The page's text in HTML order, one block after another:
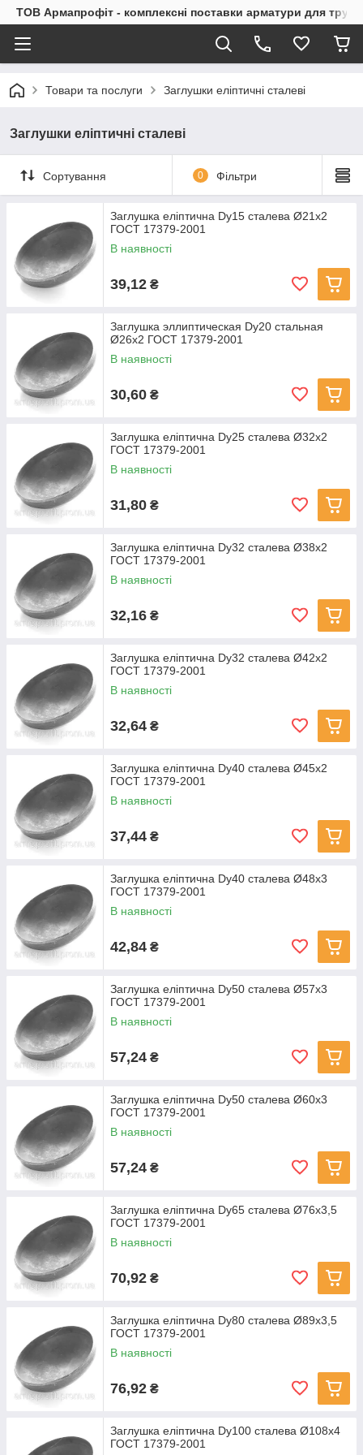
ТОВ Армапрофіт - комплексні поставки арматури для
Товари та послуги Заглушки еліптичні сталеві
Заглушки еліптичні сталеві
Сортування 0 Фільтри
Заглушка еліптична Dу15 сталева Ø21x2
ГОСТ 17379-2001
В наявності
39,12 ₴
Заглушка эллиптическая Dу20 стальная
Ø26x2 ГОСТ 17379-2001
В наявності
30,60 ₴
Заглушка еліптична Dу25 сталева Ø32x2
ГОСТ 17379-2001
В наявності
31,80 ₴
Заглушка еліптична Dу32 сталева Ø38x2
ГОСТ 17379-2001
В наявності
32,16 ₴
Заглушка еліптична Dу32 сталева Ø42x2
ГОСТ 17379-2001
В наявності
32,64 ₴
Заглушка еліптична Dу40 сталева Ø45x2
ГОСТ 17379-2001
В наявності
37,44 ₴
Заглушка еліптична Dу40 сталева Ø48x3
ГОСТ 17379-2001
В наявності
42,84 ₴
Заглушка еліптична Dу50 сталева Ø57x3
ГОСТ 17379-2001
В наявності
57,24 ₴
Заглушка еліптична Dу50 сталева Ø60x3
ГОСТ 17379-2001
В наявності
57,24 ₴
Заглушка еліптична Dу65 сталева Ø76x3,5
ГОСТ 17379-2001
В наявності
70,92 ₴
Заглушка еліптична Dу80 сталева Ø89x3,5
ГОСТ 17379-2001
В наявності
76,92 ₴
Заглушка еліптична Dу100 сталева Ø108x4
ГОСТ 17379-2001